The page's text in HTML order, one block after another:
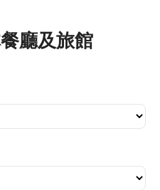
廳及旅館